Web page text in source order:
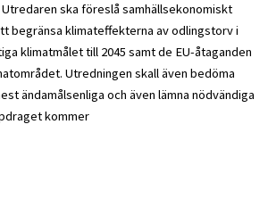
ska föreslå samhällsekonomiskt
begränsa klimateffekterna av odlingstorv i
klimatmålet till 2045 samt de EU-åtaganden
Utredningen skall även bedöma
ändamålsenliga och även lämna nödvändiga
kommer